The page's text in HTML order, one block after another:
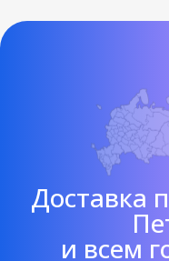
Доставка
и всем